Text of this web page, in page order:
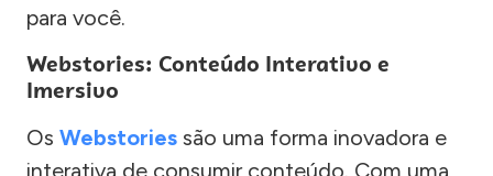
para você.
Webstories: Conteúdo Interativo e
Imersivo
Os Webstories são uma forma inovadora e
interativa de consumir conteúdo. Com uma